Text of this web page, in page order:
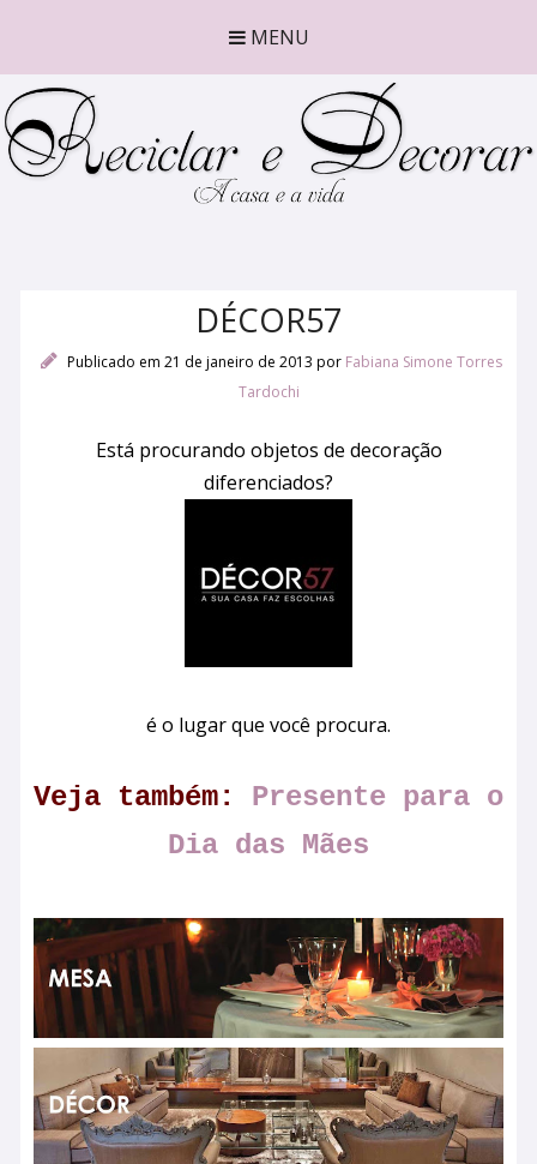
MENU
DÉCOR57
Publicado em 21 de janeiro de 2013 por Fabiana Simone Torres
Tardochi
Está procurando objetos de decoração
diferenciados?
é o lugar que você procura.
Veja também: Presente para o
Dia das Mães